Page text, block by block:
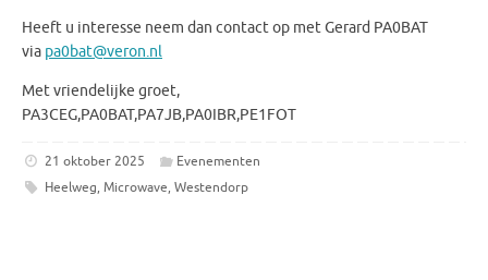
Heeft u interesse neem dan contact op met Gerard PA0BAT
via pa0bat@veron.nl
Met vriendelijke groet,
PA3CEG,PA0BAT,PA7JB,PA0IBR,PE1FOT
21 oktober 2025
Evenementen
Heelweg, Microwave, Westendorp